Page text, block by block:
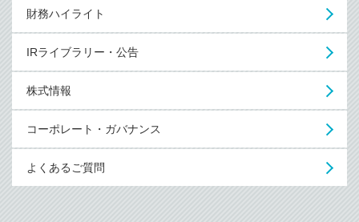
財務ハイライト
IRライブラリー・公告
株式情報
コーポレート・ガバナンス
よくあるご質問